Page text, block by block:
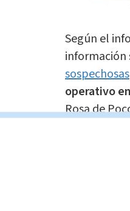
Según el
información
sospechosas
operativo
Rosa de
Durante la
colones